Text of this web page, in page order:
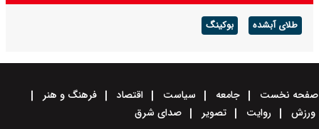
طلای آبشده بوکینگ
صفحه نخست جامعه سیاست اقتصاد
فرهنگ و هنر
ورزش
روایت تصویر صدای شرق